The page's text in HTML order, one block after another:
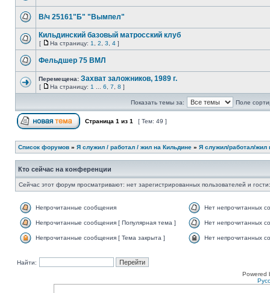
В/ч 25161"Б" "Вымпел"
Кильдинский базовый матросский клуб
[ На страницу: 1 2 3 4 ]
Фельдшер 75 ВМЛ
Перемещена: Захват заложников, 1989 г.
[ На страницу: 1 6 7 8 ]
Показать темы за: Поле
Страница 1 из 1 [ Тем: 49 ]
Список форумов » Я служил / работал / жил на Кильдине » Я служил/работал/жил
Кто сейчас на конференции
Сейчас этот форум просматривают: нет зарегистрированных пользователей и
Непрочитанные сообщения Нет непрочитанных
Непрочитанные сообщения [ Популярная тема ] Нет непрочитанных
Непрочитанные сообщения [ Тема закрыта ] Нет непрочитанных
Найти:
Powered